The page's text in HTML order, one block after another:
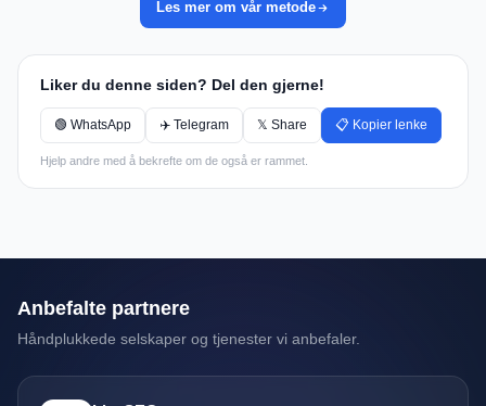
Les mer om vår metode
Liker du denne siden? Del den gjerne!
🟢 WhatsApp ✈️ Telegram 𝕏 Share 📋 Kopier lenke
Hjelp andre med å bekrefte om de også er rammet.
Anbefalte partnere
Håndplukkede selskaper og tjenester vi anbefaler.